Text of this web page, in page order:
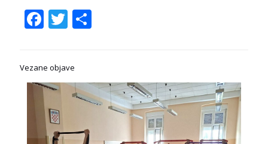
Facebook
Twitter
Share
Vezane objave